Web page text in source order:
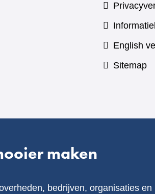
English
Sitemap
maken
bedrijven, organisaties en